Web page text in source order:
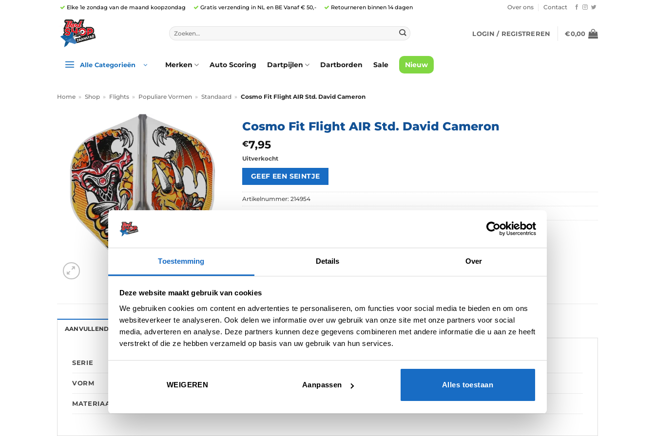
Toestemming Details Over
Deze website maakt gebruik van cookies
We gebruiken cookies om content en advertenties te personaliseren, om functies voor social media te bieden en om ons
websiteverkeer te analyseren. Ook delen we informatie over uw gebruik van onze site met onze partners voor social
media, adverteren en analyse. Deze partners kunnen deze gegevens combineren met andere informatie die u aan ze heeft
verstrekt of die ze hebben verzameld op basis van uw gebruik van hun services.
WEIGEREN Aanpassen Alles toestaan
Elke 1e zondag van de maand koopzondag Gratis verzending in NL en BE Vanaf € 50,- Retourneren binnen 14 dagen Over ons Contact
Zoeken
naar:
LOGIN / REGISTREREN €0,00
Alle Categorieën Merken Auto Scoring Dartpijlen Dartborden Sale Nieuw
Home » Shop » Flights » Populiare Vormen » Standaard » Cosmo Fit Flight AIR Std. David Cameron
Cosmo Fit Flight AIR Std. David Cameron
€7,95
Uitverkocht
Artikelnummer: 214954
AANVULLENDE INFORMATIE BEOORDELINGEN (0)
SERIE Spelers
VORM Std. 6
MATERIAAL